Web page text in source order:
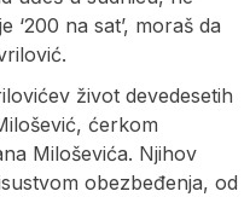
‘200 na sat’, moraš da
život devedesetih
ćerkom
Miloševića. Njihov
obezbeđenja, od